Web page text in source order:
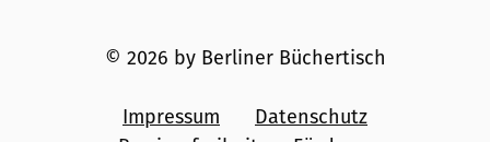
© 2026 by Berliner Büchertisch
Impressum
Datenschutz